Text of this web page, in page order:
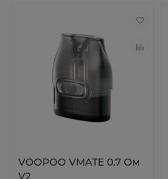
VOOPOO VMATE 0.7 Ом
V2